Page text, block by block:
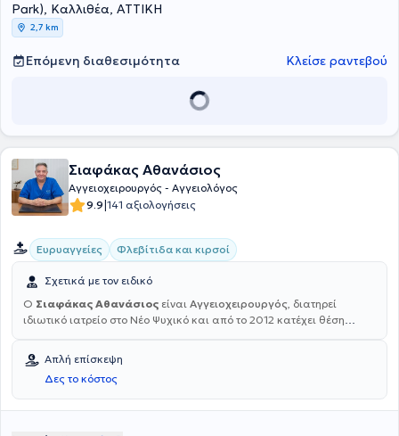
Park), Καλλιθέα, ΑΤΤΙΚΗ
2,7 km
Επόμενη διαθεσιμότητα Κλείσε ραντεβού
Σιαφάκας Αθανάσιος
Αγγειοχειρουργός - Αγγειολόγος
9.9|141 αξιολογήσεις
Ευρυαγγείες Φλεβίτιδα και κιρσοί
Σχετικά με τον ειδικό
Ο Σιαφάκας Αθανάσιος είναι Αγγειοχειρουργός, διατηρεί
ιδιωτικό ιατρείο στο Νέο Ψυχικό και από το 2012 κατέχει θέση
Γυναικολογική Κλινική "ΡΕΑ". Σπούδασε στο Τμήμα Ιατρικής του
Αριστοτελείου Πανεπιστημίου Θεσσαλονίκης, αποφοιτώντας από τη
Στρατιωτική Σχολή Αξιωματικών Σωμάτων. Είναι στρατιωτικός
ιατρός και συγκαταλέγεται στους κορυφαίους στην Ελλάδα στην
εξειδικευμένες γνώσεις και εμπειρία τόσο στην Αγγειακή
Απλή επίσκεψη
Δες το κόστος